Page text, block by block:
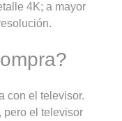
4K; a mayor
con el televisor.
pero el televisor